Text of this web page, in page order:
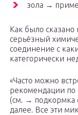
зола →
Как было
серьёзный
соединение с
категорически
«Часто можно
рекомендации
(см. → подкормка
далее. Все эти